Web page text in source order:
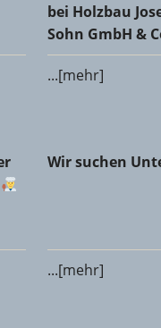
bei Holzbau
Sohn GmbH &
...[mehr]
Mainz-
Wir suchen
Wir suchen
...[mehr]